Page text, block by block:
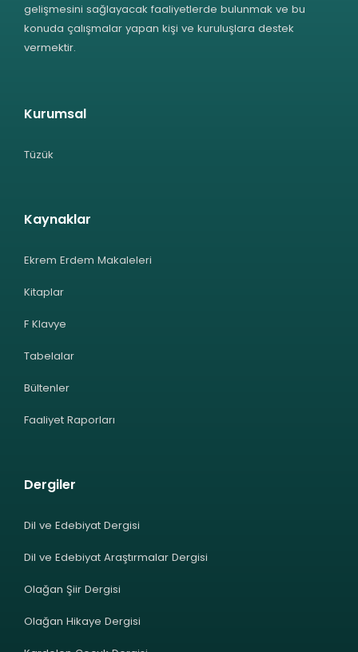
gelişmesini sağlayacak faaliyetlerde bulunmak ve bu
konuda çalışmalar yapan kişi ve kuruluşlara destek
vermektir.
Kurumsal
Tüzük
Kaynaklar
Ekrem Erdem Makaleleri
Kitaplar
F Klavye
Tabelalar
Bültenler
Faaliyet Raporları
Dergiler
Dil ve Edebiyat Dergisi
Dil ve Edebiyat Araştırmalar Dergisi
Olağan Şiir Dergisi
Olağan Hikaye Dergisi